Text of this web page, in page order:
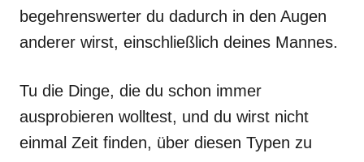
begehrenswerter du dadurch in den Augen
anderer wirst, einschließlich deines Mannes.
Tu die Dinge, die du schon immer
ausprobieren wolltest, und du wirst nicht
einmal Zeit finden, über diesen Typen zu